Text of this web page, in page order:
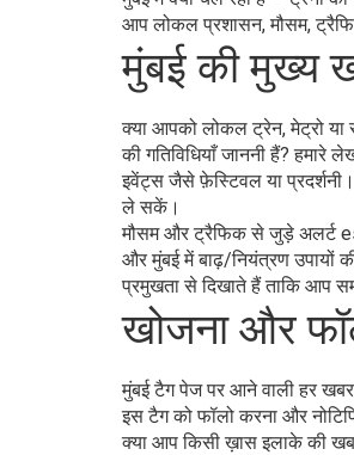
आप लोकल प्रशासन, मौसम,
मुंबई की मुख्य
क्या आपको लोकल ट्रेन, मेट्रो या
की गतिविधियाँ जाननी हैं?
इवेंट्स जैसे फ़ेस्टिवल या
ले सकें।
मौसम और ट्रैफिक से जुड़े अलर्ट
और मुंबई में बाढ़/नियंत्रण उपायों
प्रमुखता से दिखाते हैं ताकि आप
खोजना और
मुंबई टैग पेज पर आने वाली हर
इस टैग को फॉलो करना और
क्या आप किसी ख़ास इलाके की